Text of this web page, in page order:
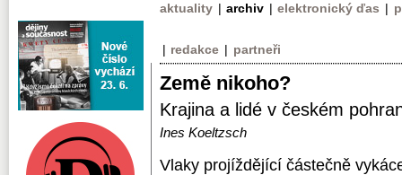
aktuality | archiv | elektronický ďas |
| redakce | partneři
Země nikoho?
Krajina a lidé v českém
Ines Koeltzsch
Vlaky projíždějící částečně